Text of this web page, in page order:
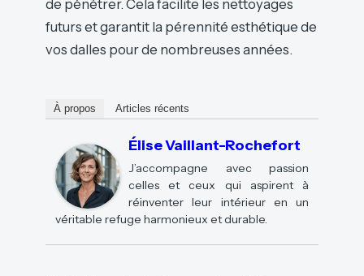
de pénétrer. Cela facilite les nettoyages
futurs et garantit la pérennité esthétique de
vos dalles pour de nombreuses années.
À propos Articles récents
Élise Vaillant-Rochefort
J’accompagne avec passion
celles et ceux qui aspirent à
réinventer leur intérieur en un
véritable refuge harmonieux et durable.